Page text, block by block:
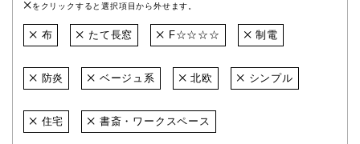
をクリックすると選択項目から外せます。
布 たて長窓 F☆☆☆☆ 制電
防炎 ベージュ系 北欧 シンプル
住宅 書斎・ワークスペース